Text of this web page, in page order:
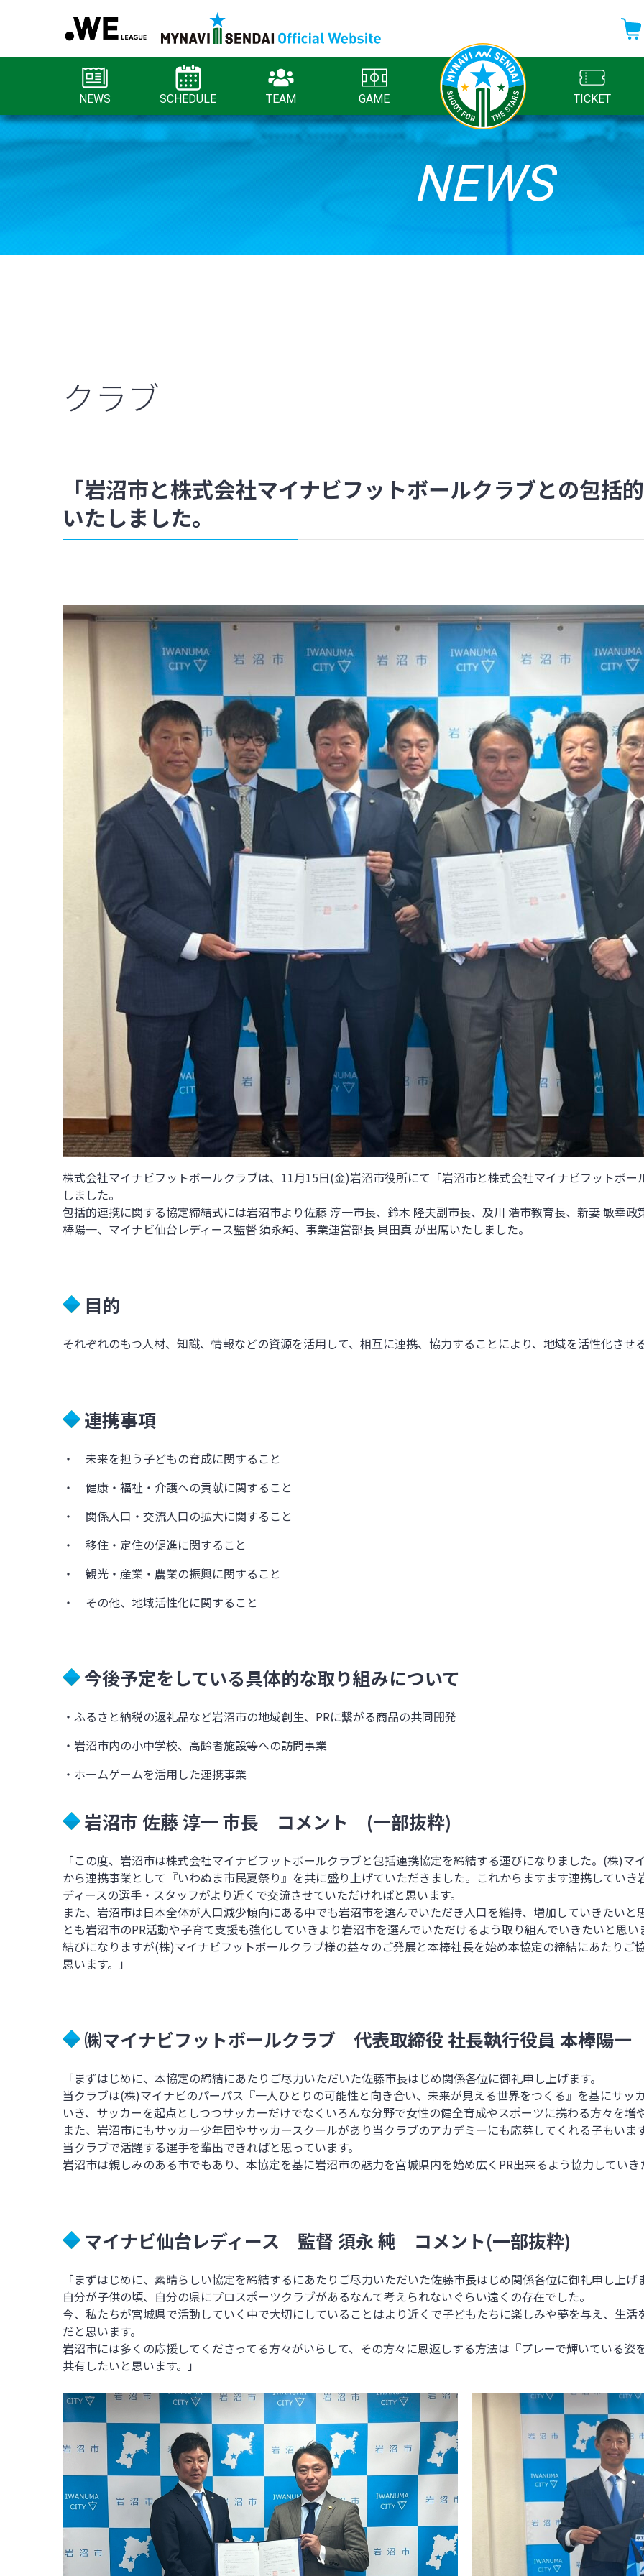
NEWS SCHEDULE TEAM GAME TICKET
NEWS
クラブ
「岩沼市と株式会社マイナビフットボールクラブとの包括
いたしました。
株式会社マイナビフットボールクラブは、 11月15日(金)岩沼市役所にて「岩沼市と株式会社マイナビフットボ
しました。
包括的連携に関する協定締結式には岩沼市より佐藤 淳一市長、鈴木 隆夫副市長、及川 浩市教育長、新妻 敏幸
棒陽一、マイナビ仙台レディース監督 須永純、事業運営部長 貝田真 が出席いたしました。
目的
それぞれのもつ人材、知識、情報などの資源を活用して、相互に連携、協力することにより、地域を活性化させ
連携事項
・ 未来を担う子どもの育成に関すること
・ 健康・福祉・介護への貢献に関すること
・ 関係人口・交流人口の拡大に関すること
・ 移住・定住の促進に関すること
・ 観光・産業・農業の振興に関すること
・ その他、地域活性化に関すること
今後予定をしている具体的な取り組みについて
・ふるさと納税の返礼品など岩沼市の地域創生、 PRに繋がる商品の共同開発
・岩沼市内の小中学校、高齢者施設等への訪問事業
・ホームゲームを活用した連携事業
岩沼市 佐藤 淳一 市長 コメント (一部抜粋)
「この度、岩沼市は株式会社マイナビフットボールクラブと包括連携協定を締結する運びになりました。 (株)マ
から連携事業として『いわぬま市民夏祭り』を共に盛り上げていただきました。これからますます連携してい
ディースの選手・スタッフがより近くで交流させていただければと思います。
また、岩沼市は日本全体が人口減少傾向にある中でも岩沼市を選んでいただき人口を維持、増加していきたいと
とも岩沼市のPR活動や子育て支援も強化していきより岩沼市を選んでいただけるよう取り組んでいきたいと思い
結びになりますが(株)マイナビフットボールクラブ様の益々のご発展と本棒社長を始め本協定の締結にあたり
思います。」
㈱マイナビフットボールクラブ 代表取締役 社長執行役員 本棒陽
「まずはじめに、本協定の締結にあたりご尽力いただいた佐藤市長はじめ関係各位に御礼申し上げます。
当クラブは(株)マイナビのパーパス『一人ひとりの可能性と向き合い、未来が見える世界をつくる』を基にサッ
いき、サッカーを起点としつつサッカーだけでなくいろんな分野で女性の健全育成やスポーツに携わる方々を増
また、岩沼市にもサッカー少年団やサッカースクールがあり当クラブのアカデミーにも応募してくれる子もい
当クラブで活躍する選手を輩出できればと思っています。
岩沼市は親しみのある市でもあり、本協定を基に岩沼市の魅力を宮城県内を始め広く PR出来るよう協力してい
マイナビ仙台レディース 監督 須永 純 コメント(一部抜粋)
「まずはじめに、素晴らしい協定を締結するにあたりご尽力いただいた佐藤市長はじめ関係各位に御礼申し上げ
自分が子供の頃、自分の県にプロスポーツクラブがあるなんて考えられないぐらい遠くの存在でした。
今、私たちが宮城県で活動していく中で大切にしていることはより近くで子どもたちに楽しみや夢を与え、生活
だと思います。
岩沼市には多くの応援してくださってる方々がいらして、その方々に恩返しする方法は『プレーで輝いている
共有したいと思います。」